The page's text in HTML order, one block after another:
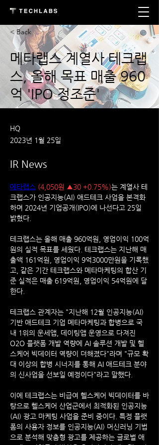
< Back
메타랩스 계열사 테크랩
스, 올해 목표 매출 960
억 'IPO 정조준'
HQ
2023년 1월 25일
IR News
메타랩스 (4,050원 ▲30 +0.75%)는 계열사 테
크랩스가 인공지능(AI) 애드테크 사업을 본격화
하며 2024년 기업공개(IPO)에 나선다고 25일
밝혔다.
테크랩스는 올해 매출 960억원, 영업이익 100억
원의 실적 목표를 세웠다. 테크랩스는 지난해 매
출액 161억원, 영업이익 9억3000만원을 기록했
고, 같은 기간 테크랩스와 메타마케팅의 합산 기
준 실적은 매출 619억원, 영업이익 54억원에 달
한다.
테크랩스 관계자는 "지난해 12월 인공지능(AI)
기반 애드테크 기업 메타마케팅과 합병으로 국
내 1위의 운세앱, 데이팅앱 운영으로 다져진
O2O 플랫폼 개발 역량에 AI 솔루션 개발 및 헬
스케어 빅데이터 역량이 더해졌다"라며 "규모 확
대 이상의 합병 시너지를 통해 AI 애드테크 분야
의 신사업을 선보일 예정이다"라고 말했다.
이에 테크랩스는 비급여 헬스케어 빅데이터를 바
탕으로 헬스케어 산업군에서 최적화된 인공지능
(AI) 광고 마케팅 사업을 준비 중이다. 특정 플랫
폼의 사용자 정보를 인공지능(AI) 머신러닝 기법
으로 분석해 맞춤형 광고를 제공하는 글로벌 애